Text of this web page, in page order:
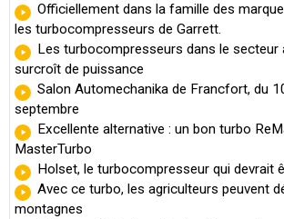
Officiellement dans la famille des
les turbocompresseurs de Garrett.
Les turbocompresseurs dans le secteur
surcroît de puissance
Salon Automechanika de Francfort, du
septembre
Excellente alternative : un bon turbo
MasterTurbo
Holset, le turbocompresseur qui devrait
Avec ce turbo, les agriculteurs peuvent
montagnes